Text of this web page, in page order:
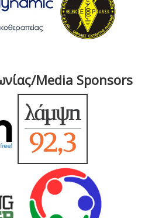
Media Sponsors